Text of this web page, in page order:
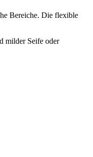
Bereiche. Die flexible
milder Seife oder